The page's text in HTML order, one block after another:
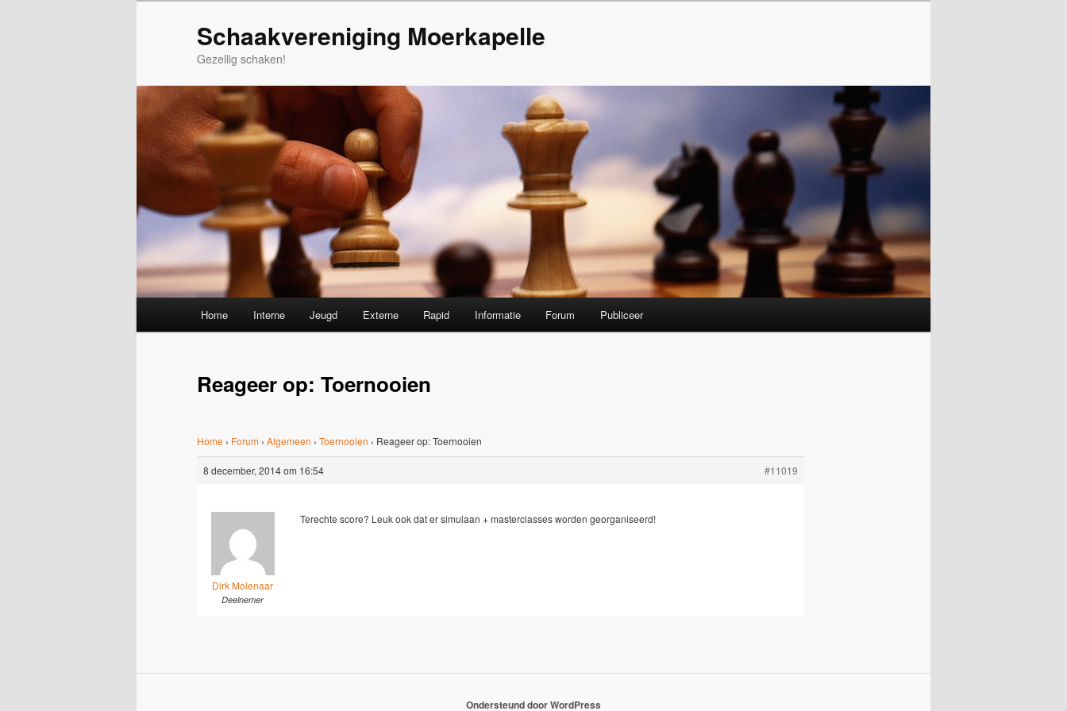
Schaakvereniging Moerkapelle
Gezellig schaken!
Home Interne Jeugd Externe Rapid Informatie Forum Publiceer
Reageer op: Toernooien
Home › Forum › Algemeen › Toernooien › Reageer op: Toernooien
8 december, 2014 om 16:54 #11019
Dirk Molenaar
Deelnemer
Terechte score? Leuk ook dat er simulaan + masterclasses worden georganiseerd!
Ondersteund door WordPress